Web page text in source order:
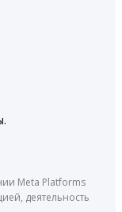
Meta Platforms
деятельность